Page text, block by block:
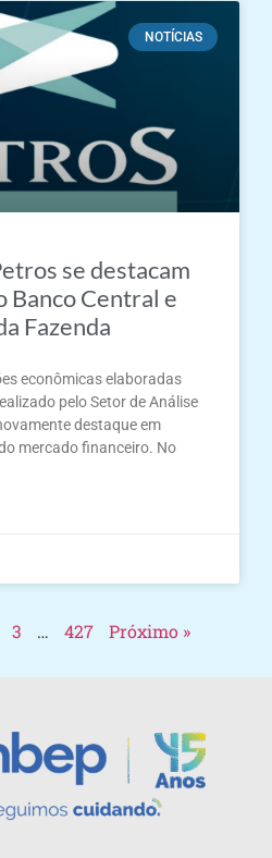
NOTÍCIAS
se destacam
Banco Central e
Fazenda
econômicas elaboradas
pelo Setor de Análise
destaque em
mercado financeiro. No
3 … 427 Próximo »